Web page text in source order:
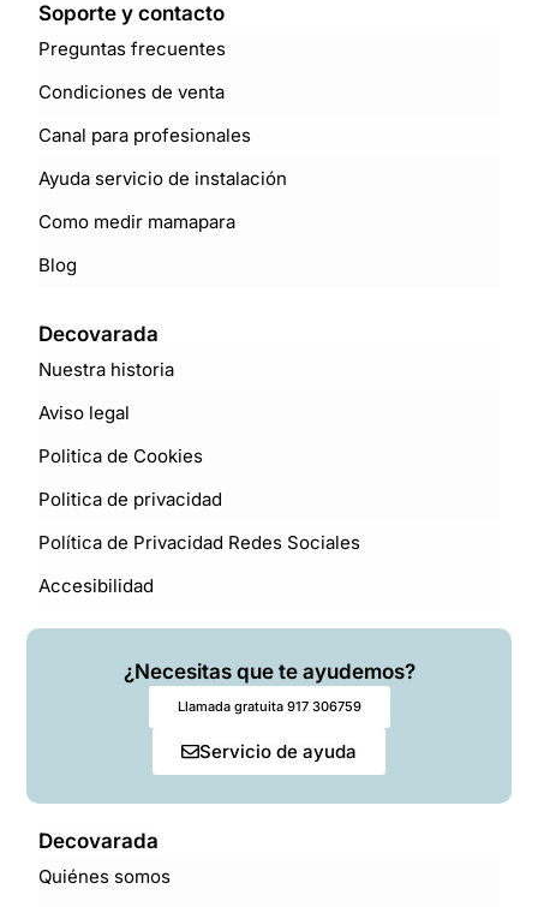
Soporte y contacto
Preguntas frecuentes
Condiciones de venta
Canal para profesionales
Ayuda servicio de instalación
Como medir mamapara
Blog
Decovarada
Nuestra historia
Aviso legal
Politica de Cookies
Politica de privacidad
Política de Privacidad Redes Sociales
Accesibilidad
¿Necesitas que te ayudemos?
Llamada gratuita 917 306759
Servicio de ayuda
Decovarada
Quiénes somos